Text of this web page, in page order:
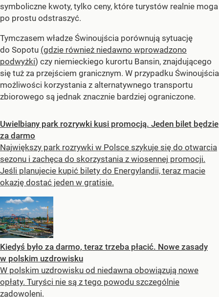
symboliczne kwoty, tylko ceny, które turystów realnie moga
po prostu odstraszyć.
Tymczasem władze Świnoujścia porównują sytuację
do Sopotu (gdzie również niedawno wprowadzono
podwyżki) czy niemieckiego kurortu Bansin, znajdującego
się tuż za przejściem granicznym. W przypadku Świnoujścia
możliwości korzystania z alternatywnego transportu
zbiorowego są jednak znacznie bardziej ograniczone.
Uwielbiany park rozrywki kusi promocją. Jeden bilet będzie
za darmo
Największy park rozrywki w Polsce szykuje się do otwarcia
sezonu i zachęca do skorzystania z wiosennej promocji.
Jeśli planujecie kupić bilety do Energylandii, teraz macie
okazję dostać jeden w gratisie.
Kiedyś było za darmo, teraz trzeba płacić. Nowe zasady
w polskim uzdrowisku
W polskim uzdrowisku od niedawna obowiązują nowe
opłaty. Turyści nie są z tego powodu szczególnie
zadowoleni.